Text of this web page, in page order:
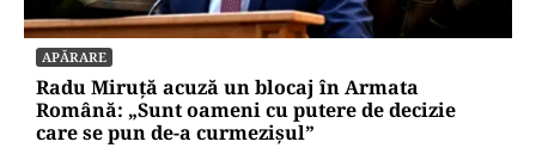
APĂRARE
Radu Miruță acuză un blocaj în Armata
Română: „Sunt oameni cu putere de decizie
care se pun de-a curmezișul”